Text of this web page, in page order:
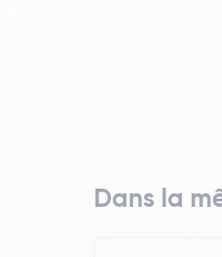
Dans la